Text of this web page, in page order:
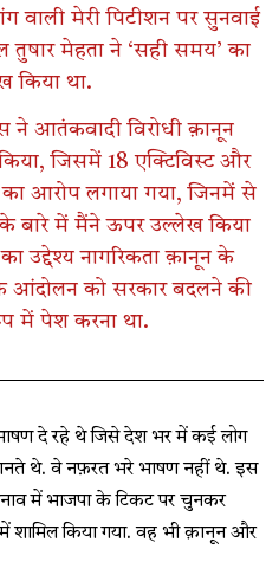
मेरी पिटीशन पर सुनवाई
तुषार मेहता ने ‘सही समय’ का
किया था.
ने आतंकवादी विरोधी क़ानून
जिसमें 18 एक्टिविस्ट और
का आरोप लगाया गया, जिनमें से
बारे में मैंने ऊपर उल्लेख किया
उद्देश्य नागरिकता क़ानून के
आंदोलन को सरकार बदलने की
में पेश करना था.
दे रहे थे जिसे देश भर में कई लोग
थे. वे नफ़रत भरे भाषण नहीं थे. इस
में भाजपा के टिकट पर चुनकर
किया गया. वह भी क़ानून और